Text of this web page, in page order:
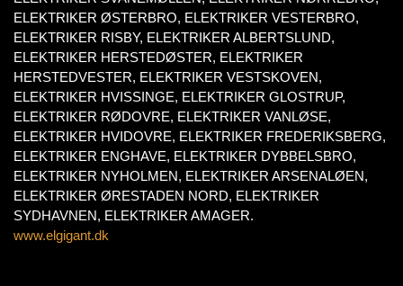
ELEKTRIKER ØSTERBRO, ELEKTRIKER VESTERBRO,
ELEKTRIKER RISBY, ELEKTRIKER ALBERTSLUND,
ELEKTRIKER HERSTEDØSTER, ELEKTRIKER
HERSTEDVESTER, ELEKTRIKER VESTSKOVEN,
ELEKTRIKER HVISSINGE, ELEKTRIKER GLOSTRUP,
ELEKTRIKER RØDOVRE, ELEKTRIKER VANLØSE,
ELEKTRIKER HVIDOVRE, ELEKTRIKER FREDERIKSBERG,
ELEKTRIKER ENGHAVE, ELEKTRIKER DYBBELSBRO,
ELEKTRIKER NYHOLMEN, ELEKTRIKER ARSENALØEN,
ELEKTRIKER ØRESTADEN NORD, ELEKTRIKER
SYDHAVNEN, ELEKTRIKER AMAGER.
www.elgigant.dk